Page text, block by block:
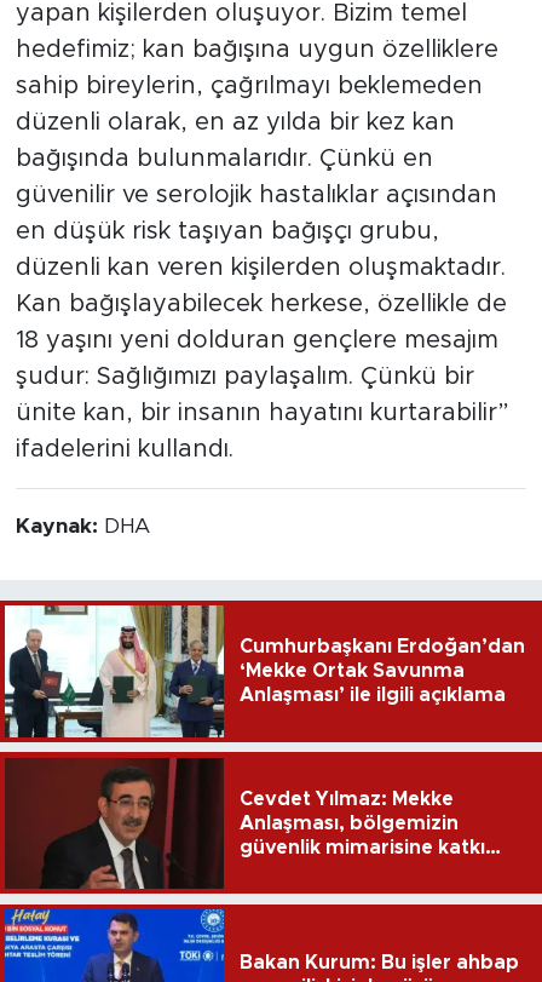
yapan kişilerden oluşuyor. Bizim temel
hedefimiz; kan bağışına uygun özelliklere
sahip bireylerin, çağrılmayı beklemeden
düzenli olarak, en az yılda bir kez kan
bağışında bulunmalarıdır. Çünkü en
güvenilir ve serolojik hastalıklar açısından
en düşük risk taşıyan bağışçı grubu,
düzenli kan veren kişilerden oluşmaktadır.
Kan bağışlayabilecek herkese, özellikle de
18 yaşını yeni dolduran gençlere mesajım
şudur: Sağlığımızı paylaşalım. Çünkü bir
ünite kan, bir insanın hayatını kurtarabilir”
ifadelerini kullandı.
Kaynak: DHA
Cumhurbaşkanı Erdoğan’dan
‘Mekke Ortak Savunma
Anlaşması’ ile ilgili açıklama
Cevdet Yılmaz: Mekke
Anlaşması, bölgemizin
güvenlik mimarisine katkı
Bakan Kurum: Bu işler ahbap